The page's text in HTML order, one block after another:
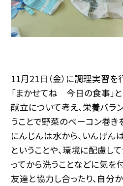
11月21日（金）に調理実習を
「まかせてね 今日の食事」
献立について考え、栄養バラ
うことで野菜のベーコン巻き
にんじんは水から、いんげん
ということや、環境に配慮し
ってから洗うことなどに気を
友達と協力し合ったり、自分